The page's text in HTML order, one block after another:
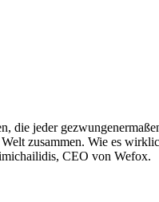
die jeder
zusammen. Wie es
CEO von Wefox.